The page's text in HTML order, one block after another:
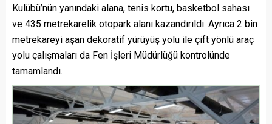
Kulübü’nün yanındaki alana, tenis kortu, basketbol sahası
ve 435 metrekarelik otopark alanı kazandırıldı. Ayrıca 2 bin
metrekareyi aşan dekoratif yürüyüş yolu ile çift yönlü araç
yolu çalışmaları da Fen İşleri Müdürlüğü kontrolünde
tamamlandı.